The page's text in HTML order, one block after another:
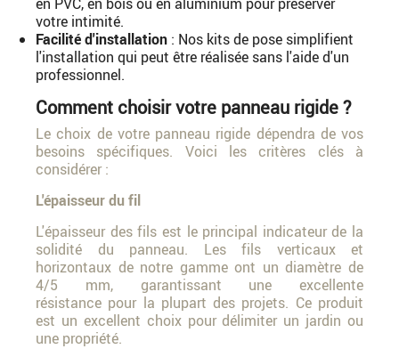
votre intimité.
Facilité d'installation : Nos kits de pose simplifient
l'installation qui peut être réalisée sans l'aide d'un
professionnel.
Comment choisir votre panneau rigide ?
Le choix de votre panneau rigide dépendra de vos
besoins spécifiques. Voici les critères clés à
considérer :
L'épaisseur du fil
L'épaisseur des fils est le principal indicateur de la
solidité du panneau. Les fils verticaux et
horizontaux de notre gamme ont un diamètre de
4/5 mm, garantissant une excellente
résistance pour la plupart des projets. Ce produit
est un excellent choix pour délimiter un jardin ou
une propriété.